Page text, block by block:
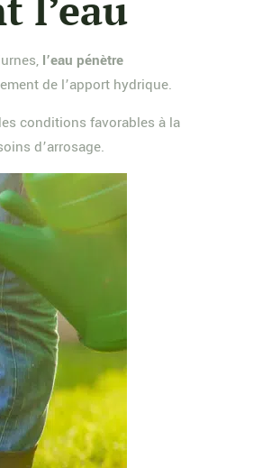
l’eau pénètre
de l’apport hydrique.
conditions favorables à la
d’arrosage.